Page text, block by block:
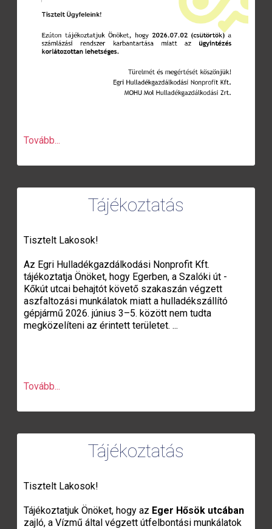
Tovább...
Tájékoztatás
Tisztelt Lakosok!
Az Egri Hulladékgazdálkodási Nonprofit Kft.
tájékoztatja Önöket, hogy Egerben, a Szalóki út -
Kőkút utcai behajtót követő szakaszán végzett
aszfaltozási munkálatok miatt a hulladékszállító
gépjármű 2026. június 3–5. között nem tudta
megközelíteni az érintett területet. ...
Tovább...
Tájékoztatás
Tisztelt Lakosok!
Tájékoztatjuk Önöket, hogy az Eger Hősök utcában
zajló, a Vízmű által végzett útfelbontási munkálatok